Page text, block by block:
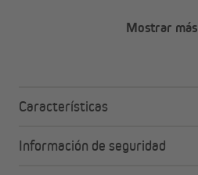
Mostrar más
Características
Información de seguridad